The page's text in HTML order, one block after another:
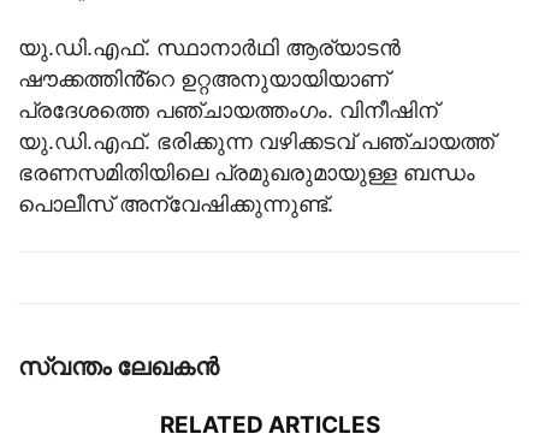
യു.ഡി.എഫ്. സ്ഥാനാർഥി ആര്യാടൻ
ഷൗക്കത്തിൻ്റെ ഉറ്റഅനുയായിയാണ്
പ്രദേശത്തെ പഞ്ചായത്തം​ഗം. വിനീഷിന്
യു.ഡി.എഫ്. ഭരിക്കുന്ന വഴിക്കടവ് പഞ്ചായത്ത്
ഭരണസമിതിയിലെ പ്രമുഖരുമായുള്ള ബന്ധം
പൊലീസ് അന്വേഷിക്കുന്നുണ്ട്.
സ്വന്തം ലേഖകന്‍
RELATED ARTICLES